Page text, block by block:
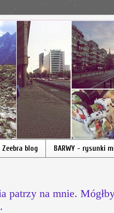
Zeebra blog BARWY - rysunki
patrzy na mnie.